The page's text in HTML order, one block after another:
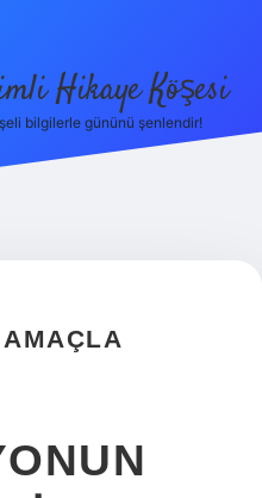
Hikaye Köşesi
bilgilerle gününü şenlendir!